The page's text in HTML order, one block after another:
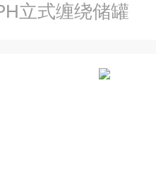
立式缠绕储罐